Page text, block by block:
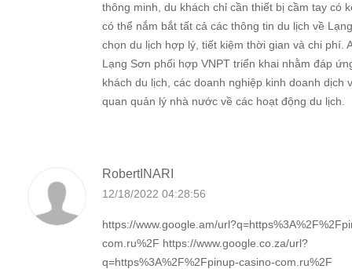
thông minh, du khách chỉ cần thiết bị cầm tay có
có thể nắm bắt tất cả các thông tin du lịch về
chọn du lịch hợp lý, tiết kiệm thời gian và chi phí.
Lạng Sơn phối hợp VNPT triển khai nhằm đáp
khách du lịch, các doanh nghiệp kinh doanh dịch
quan quản lý nhà nước về các hoạt động du lịch.
RobertINARI
12/18/2022 04:28:56
https://www.google.am/
com.ru%2F https://www.google.co.za/url?
q=https%3A%2F%2Fpinup-casino-com.ru%2F